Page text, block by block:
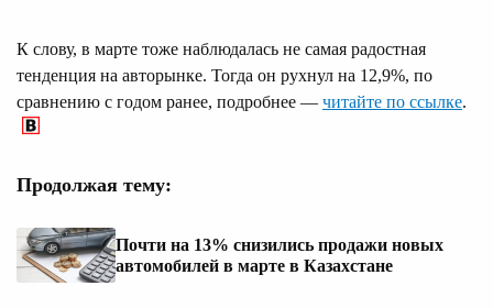
К слову, в марте тоже наблюдалась не самая радостная
тенденция на авторынке. Тогда он рухнул на 12,9%, по
сравнению с годом ранее, подробнее — читайте по ссылке.
Продолжая тему:
Почти на 13% снизились продажи новых
автомобилей в марте в Казахстане